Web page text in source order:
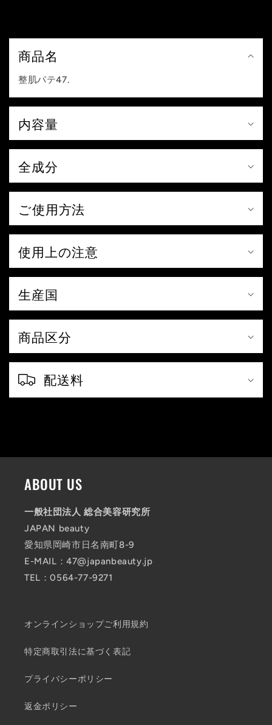
折
り
た
た
み
可
能
な
コ
ン
テ
ン
ツ
商品名
整肌パテ47.
内容量
全成分
ご使用方法
使用上の注意
生産国
商品区分
配送料
ABOUT US
一般社団法人 総合美容研究所
JAPAN beauty
愛知県岡崎市日名南町8-9
E-MAIL：47@japanbeauty.jp
TEL：0564-77-9271
オンラインショップご利用規約
特定商取引法に基づく表記
プライバシーポリシー
返金ポリシー